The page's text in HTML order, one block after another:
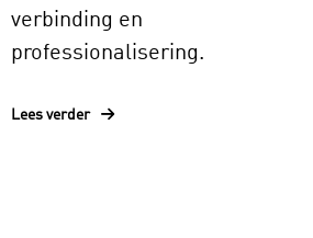
verbinding en
professionalisering.
Lees verder